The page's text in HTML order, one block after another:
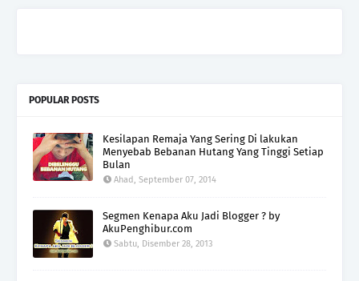
POPULAR POSTS
Kesilapan Remaja Yang Sering Di lakukan
Menyebab Bebanan Hutang Yang Tinggi Setiap
Bulan
Ahad, September 07, 2014
Segmen Kenapa Aku Jadi Blogger ? by
AkuPenghibur.com
Sabtu, Disember 28, 2013